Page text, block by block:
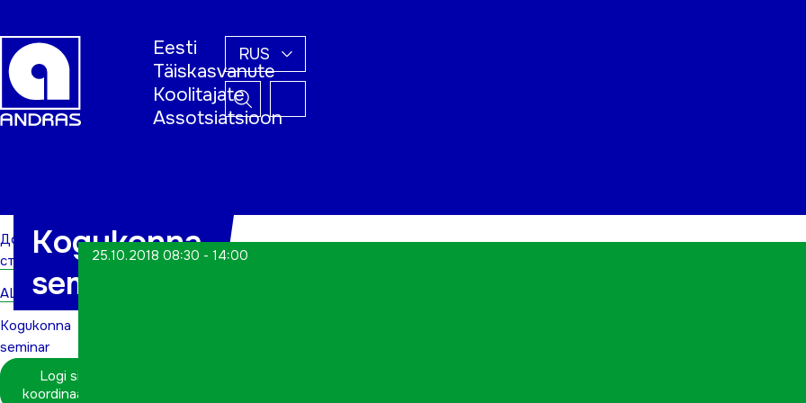
Eesti
Täiskasvanute
Koolitajate
Assotsiatsioon
RUS
Домашняя
страница
ALWs
Kogukonna
seminar
Logi sisse
koordinaatorina
Kogukonna
seminar
25.10.2018 08:30 - 14:00